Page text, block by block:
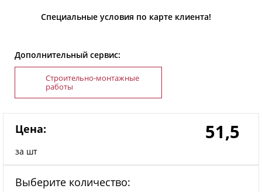
Специальные условия по карте клиента!
Дополнительный сервис:
Строительно-монтажные
работы
Цена:
за шт
51,5
Выберите количество: